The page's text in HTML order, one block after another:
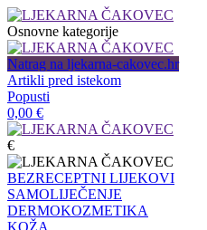
Osnovne kategorije
Natrag na ljekarna-cakovec.hr
Artikli pred istekom
Popusti
0,00 €
€
BEZRECEPTNI LIJEKOVI
SAMOLIJEČENJE
DERMOKOZMETIKA
KOŽA